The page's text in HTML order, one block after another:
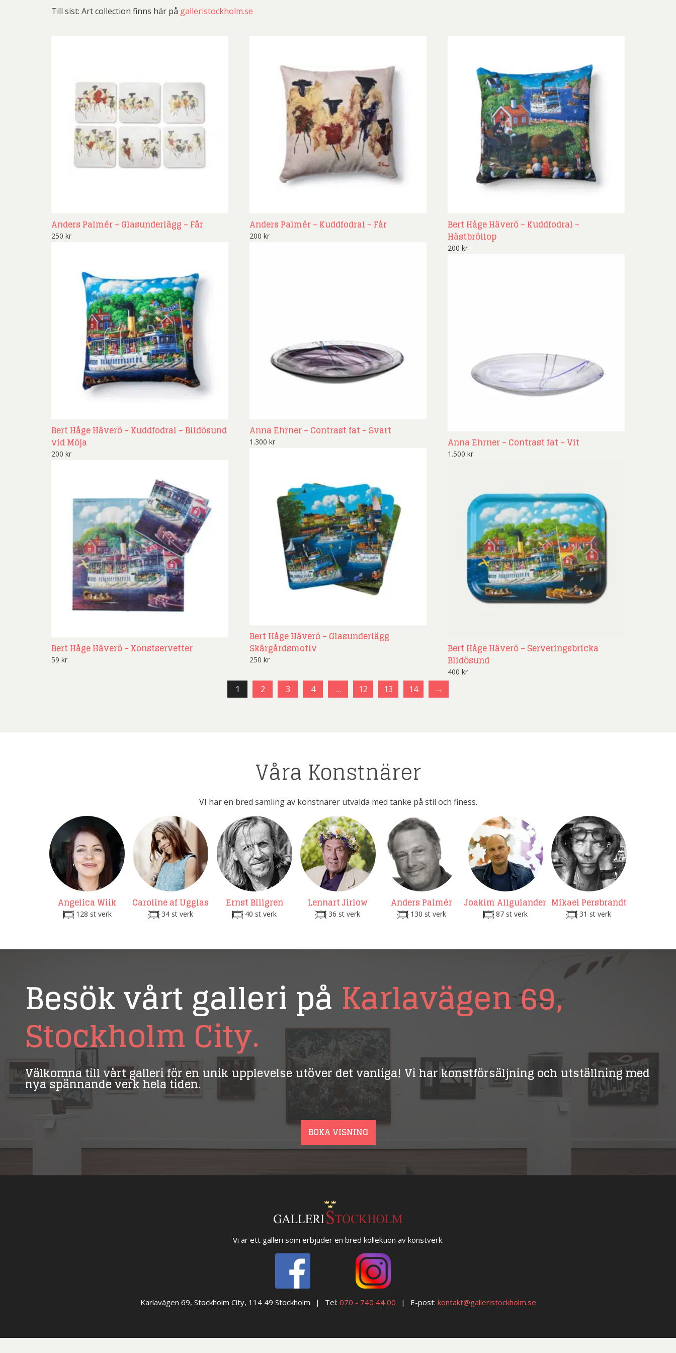
Olle Olson Hagalund
Zumreta Pozder
Åsa Jungnelius
Till sist: Art collection finns här på galleristockholm.se
Anders Palmér – Glasunderlägg – Får
250 kr
Anders Palmér – Kuddfodral – Får
200 kr
Bert Håge Häverö – Kuddfodral –
Hästbröllop
200 kr
Bert Håge Häverö – Kuddfodral – Blidösund
vid Möja
200 kr
Anna Ehrner – Contrast fat – Svart
1.300 kr Anna Ehrner – Contrast fat – Vit
1.500 kr
Bert Håge Häverö – Glasunderlägg
Skärgårdsmotiv
250 kr
Bert Håge Häverö – Konstservetter
59 kr
Bert Håge Häverö – Serveringsbricka
Blidösund
400 kr
1 2 3 4 … 12 13 14 →
Våra Konstnärer
VI har en bred samling av konstnärer utvalda med tanke på stil och finess.
Angelica Wiik
128 st verk
Caroline af Ugglas
34 st verk
Ernst Billgren
40 st verk
Lennart Jirlow
36 st verk
Anders Palmér
130 st verk
Joakim Allgulander
87 st verk
Mikael Persbrandt
31 st verk
Besök vårt galleri på Karlavägen 69,
Stockholm City.
Välkomna till vårt galleri för en unik upplevelse utöver det vanliga! Vi har konstförsäljning och utställning med
nya spännande verk hela tiden.
BOKA VISNING
Vi är ett galleri som erbjuder en bred kollektion av konstverk.
Karlavägen 69, Stockholm City, 114 49 Stockholm Tel: 070 - 740 44 00 E-post: kontakt@galleristockholm.se